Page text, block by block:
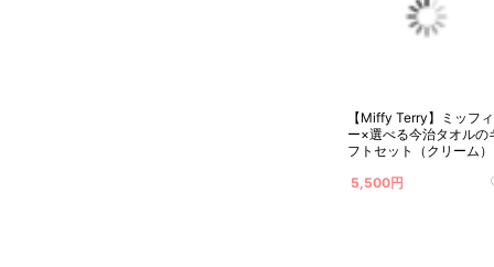
【Miffy Terry】ミッフィ
ー×選べる今治タオルの
フトセット（クリーム）
5,500円